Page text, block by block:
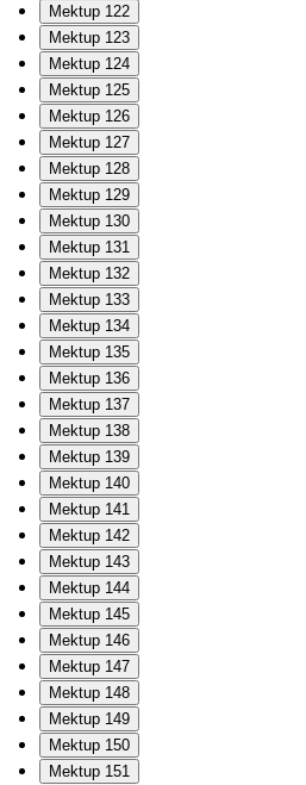
Mektup 122
Mektup 123
Mektup 124
Mektup 125
Mektup 126
Mektup 127
Mektup 128
Mektup 129
Mektup 130
Mektup 131
Mektup 132
Mektup 133
Mektup 134
Mektup 135
Mektup 136
Mektup 137
Mektup 138
Mektup 139
Mektup 140
Mektup 141
Mektup 142
Mektup 143
Mektup 144
Mektup 145
Mektup 146
Mektup 147
Mektup 148
Mektup 149
Mektup 150
Mektup 151